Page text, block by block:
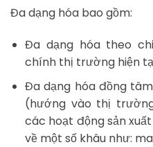
Đa dạng hóa bao gồm:
Đa dạng hóa theo
chính thị trường hiện
Đa dạng hóa đồng
(hướng vào thị
các hoạt động sản
về một số khâu như: